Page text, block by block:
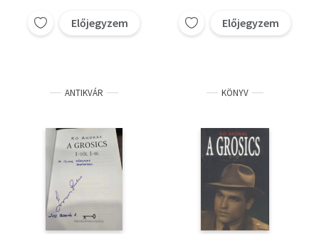
Előjegyzem Előjegyzem
ANTIKVÁR KÖNYV